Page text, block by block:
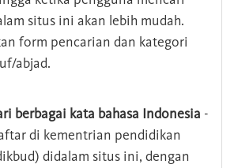
situs ini akan lebih mudah.
form pencarian dan kategori
abjad.
berbagai kata bahasa Indonesia -
di kementrian pendidikan
didalam situs ini, dengan